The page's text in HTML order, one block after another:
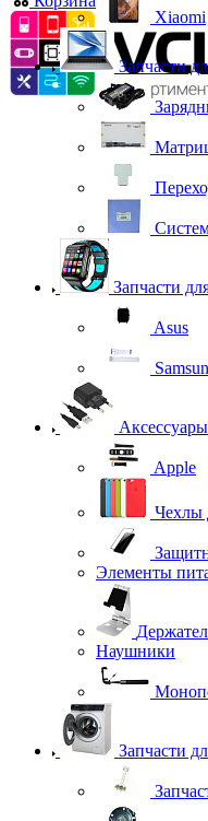
Xiaomi
Запчасти
Запчасти
Asus
Аксессуары
Apple
Чехлы
Элементы
Наушники
Запчасти